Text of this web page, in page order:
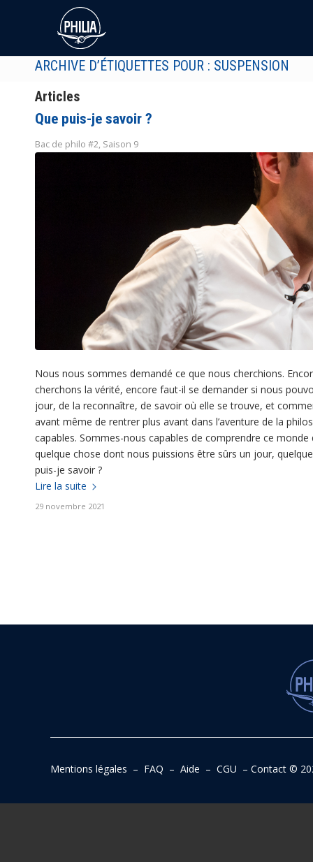
ARCHIVE D’ÉTIQUETTES POUR : SUSPENSION
Articles
Que puis-je savoir ?
Bac de philo #2, Saison 9
Nous nous sommes demandé ce que nous cherchions.
cherchons la vérité, encore faut-il se demander si nous
jour, de la reconnaître, de savoir où elle se trouve, et
avant même de rentrer plus avant dans l’aventure de la
capables. Sommes-nous capables de comprendre ce
quelque chose dont nous puissions être sûrs un jour,
puis-je savoir ?
Lire la suite
29 novembre 2021
Mentions légales – FAQ – Aide – CGU – Contact©